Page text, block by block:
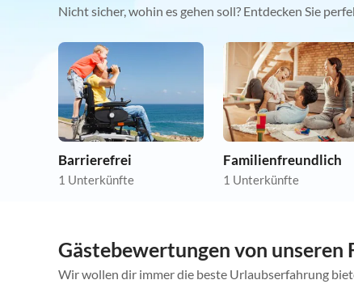
Nicht sicher, wohin es gehen soll? Entdecken Sie
Barrierefrei
1 Unterkünfte
Familienfreundlich
1 Unterkünfte
Gästebewertungen von
Wir wollen dir immer die beste Urlaubserfahrung